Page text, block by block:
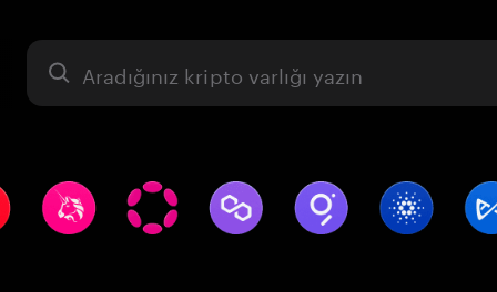
Varlık